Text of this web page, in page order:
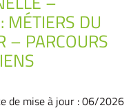
MÉTIERS DU
– PARCOURS
de mise à jour : 06/2026